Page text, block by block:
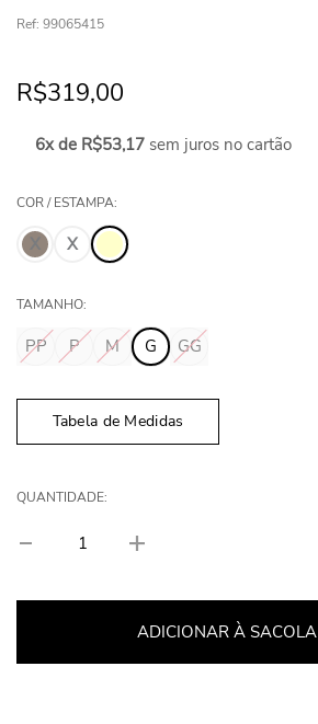
Ref: 99065415
R$319,00
6x de R$53,17 sem juros no cartão
COR / ESTAMPA:
TAMANHO:
PP P M G GG
Tabela de Medidas
QUANTIDADE:
ADICIONAR À SACOLA